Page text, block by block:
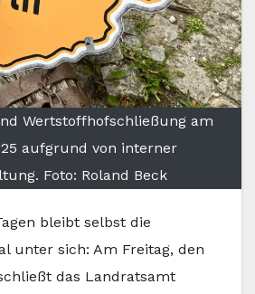
Wertstoffhofschließung am
aufgrund von interner
Foto: Roland Beck
bleibt selbst die
unter sich: Am Freitag, den
das Landratsamt